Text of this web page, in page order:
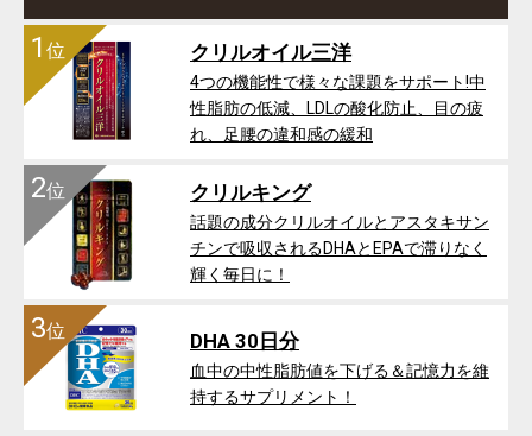
1 位 クリルオイル三洋
4つの機能性で様々な課題をサポート!中
性脂肪の低減、LDLの酸化防止、目の疲
れ、足腰の違和感の緩和
2位 クリルキング
話題の成分クリルオイルとアスタキサン
チンで吸収されるDHAとEPAで滞りなく
輝く毎日に！
3位 DHA 30日分
血中の中性脂肪値を下げる＆記憶力を維
持するサプリメント！